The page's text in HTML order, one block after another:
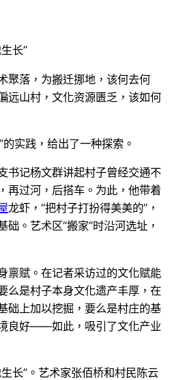
长”
聚落，为搬迁挪地，该何去何
远山村，文化资源匮乏，该如何
实践，给出了一种探索。
书记杨文群讲起村子曾经交通不
再过河，后搭车。为此，他带着
龙虾，“把村子打扮得美美的”，
础。艺术区“搬家”时沿河选址，
禀赋。在记者采访过的文化赋能
么是村子本身文化遗产丰厚，在
础上加以挖掘，要么是村庄的基
良好——如此，吸引了文化产业
长”。艺术家张佰桥和村民陈云